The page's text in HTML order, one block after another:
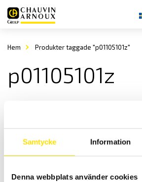
Samtycke Information
Denna webbplats använder cookies
Hem Produkter taggade "p01105101z"
p01105101z
Strömtång typ MINI